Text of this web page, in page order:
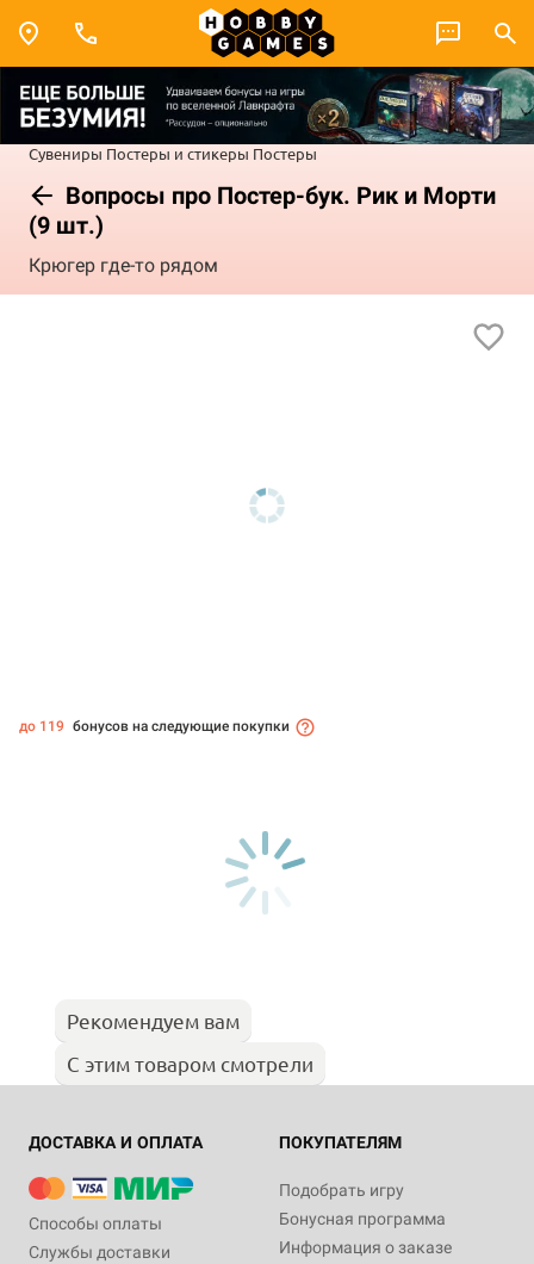
Сувениры Постеры и стикеры Постеры
Вопросы про Постер-бук. Рик и Морти
(9 шт.)
Крюгер где-то рядом
до 119 бонусов на следующие покупки
Рекомендуем вам
С этим товаром смотрели
ДОСТАВКА И ОПЛАТА
Способы оплаты
Службы доставки
ПОКУПАТЕЛЯМ
Подобрать игру
Бонусная программа
Информация о заказе